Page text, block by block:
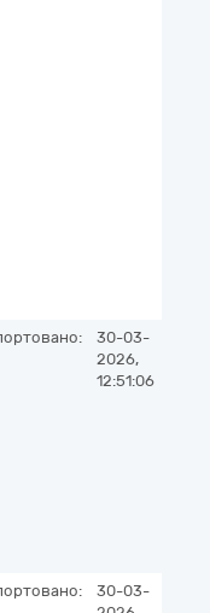
30-03-
2026,
12:51:06
30-03-